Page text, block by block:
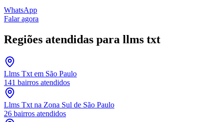
WhatsApp
Falar agora
Regiões atendidas para llms txt
Llms Txt em São Paulo
141 bairros atendidos
Llms Txt na Zona Sul de São Paulo
26 bairros atendidos